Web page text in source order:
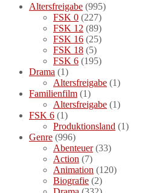
Altersfreigabe (995)
FSK 0 (227)
FSK 12 (89)
FSK 16 (25)
FSK 18 (5)
FSK 6 (195)
Drama (1)
Altersfreigabe (1)
Familienfilm (1)
Altersfreigabe (1)
FSK 6 (1)
Produktionsland (1)
Genre (996)
Abenteuer(33)
Action (7)
Animation (120)
Biografie (2)